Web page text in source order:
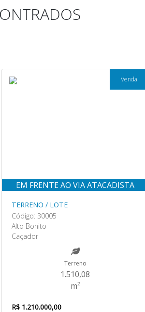
Venda
EM FRENTE AO VIA ATACADISTA
TERRENO / LOTE
Código: 30005
Alto Bonito
Caçador
Terreno
1.510,08
m²
R$ 1.210.000,00